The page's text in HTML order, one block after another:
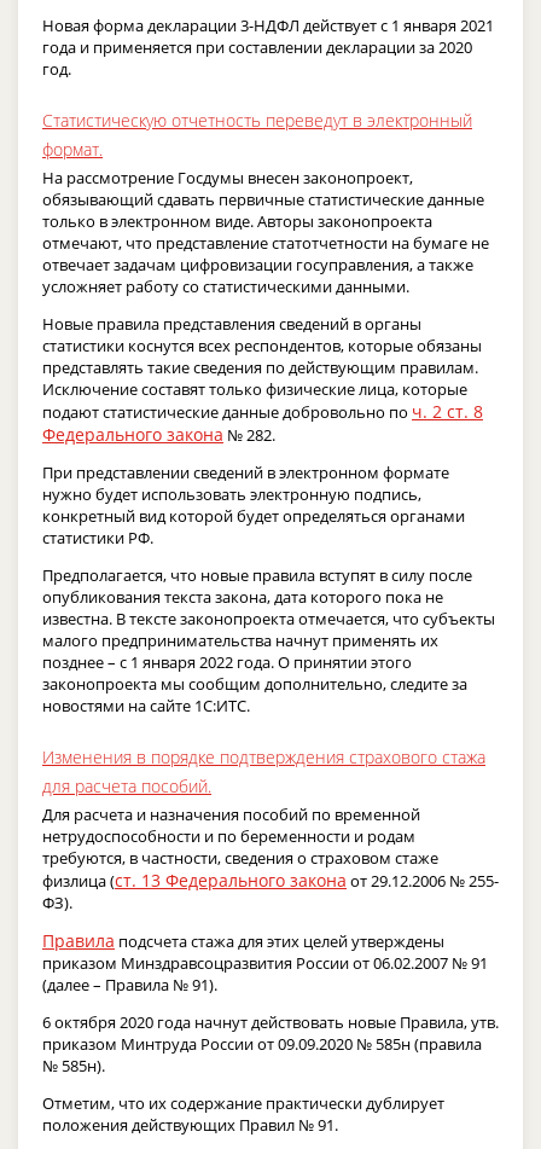
Новая форма декларации 3-НДФЛ действует с 1 января 2021
года и применяется при составлении декларации за 2020
год.
Статистическую отчетность переведут в электронный
формат.
На рассмотрение Госдумы внесен законопроект,
обязывающий сдавать первичные статистические данные
только в электронном виде. Авторы законопроекта
отмечают, что представление статотчетности на бумаге не
отвечает задачам цифровизации госуправления, а также
усложняет работу со статистическими данными.
Новые правила представления сведений в органы
статистики коснутся всех респондентов, которые обязаны
представлять такие сведения по действующим правилам.
Исключение составят только физические лица, которые
подают статистические данные добровольно по ч. 2 ст. 8
Федерального закона № 282.
При представлении сведений в электронном формате
нужно будет использовать электронную подпись,
конкретный вид которой будет определяться органами
статистики РФ.
Предполагается, что новые правила вступят в силу после
опубликования текста закона, дата которого пока не
известна. В тексте законопроекта отмечается, что субъекты
малого предпринимательства начнут применять их
позднее – с 1 января 2022 года. О принятии этого
законопроекта мы сообщим дополнительно, следите за
новостями на сайте 1С:ИТС.
Изменения в порядке подтверждения страхового стажа
для расчета пособий.
Для расчета и назначения пособий по временной
нетрудоспособности и по беременности и родам
требуются, в частности, сведения о страховом стаже
физлица (ст. 13 Федерального закона от 29.12.2006 № 255-
ФЗ).
Правила подсчета стажа для этих целей утверждены
приказом Минздравсоцразвития России от 06.02.2007 № 91
(далее – Правила № 91).
6 октября 2020 года начнут действовать новые Правила, утв.
приказом Минтруда России от 09.09.2020 № 585н (правила
№ 585н).
Отметим, что их содержание практически дублирует
положения действующих Правил № 91.